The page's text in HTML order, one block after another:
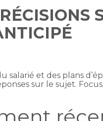
et des plans
sur le sujet. Focus.